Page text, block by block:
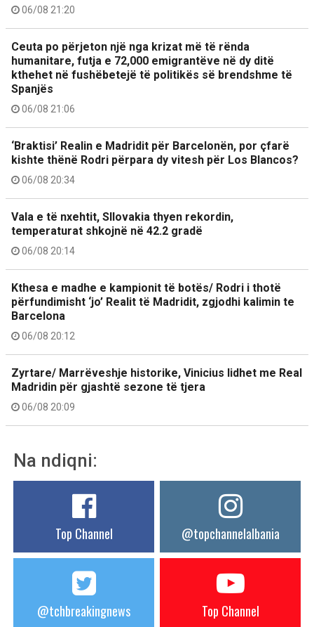
06/08 21:20
Ceuta po përjeton një nga krizat më të rënda
humanitare, futja e 72,000 emigrantëve në dy ditë
kthehet në fushëbetejë të politikës së brendshme të
Spanjës
06/08 21:06
‘Braktisi’ Realin e Madridit për Barcelonën, por çfarë
kishte thënë Rodri përpara dy vitesh për Los Blancos?
06/08 20:34
Vala e të nxehtit, Sllovakia thyen rekordin,
temperaturat shkojnë në 42.2 gradë
06/08 20:14
Kthesa e madhe e kampionit të botës/ Rodri i thotë
përfundimisht ‘jo’ Realit të Madridit, zgjodhi kalimin te
Barcelona
06/08 20:12
Zyrtare/ Marrëveshje historike, Vinicius lidhet me Real
Madridin për gjashtë sezone të tjera
06/08 20:09
Na ndiqni:
Top Channel @topchannelalbania
@tchbreakingnews Top Channel